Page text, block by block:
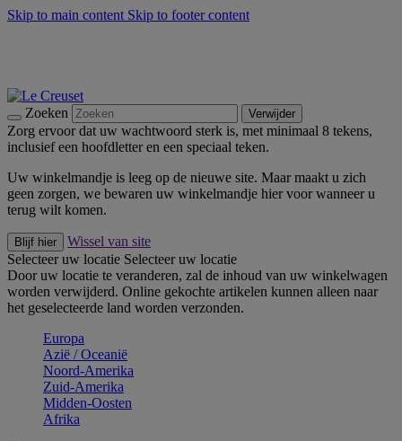
Skip to main content Skip to footer content
Zoeken Verwijder
Zorg ervoor dat uw wachtwoord sterk is, met minimaal 8 tekens,
inclusief een hoofdletter en een speciaal teken.
Uw winkelmandje is leeg op de nieuwe site. Maar maakt u zich
geen zorgen, we bewaren uw winkelmandje hier voor wanneer u
terug wilt komen.
Blijf hier
Wissel van site
Selecteer uw locatie Selecteer uw locatie
Door uw locatie te veranderen, zal de inhoud van uw winkelwagen
worden verwijderd. Online gekochte artikelen kunnen alleen naar
het geselecteerde land worden verzonden.
Europa
Aziё / Oceaniё
Noord-Amerika
Zuid-Amerika
Midden-Oosten
Afrika